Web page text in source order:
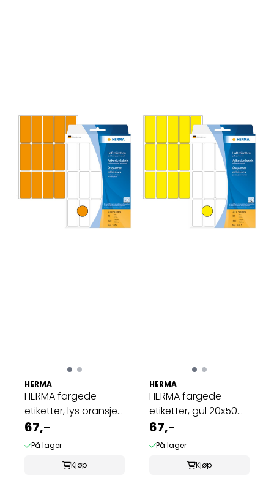
HERMA
HERMA fargede
etiketter, lys oransje
20x50 mm ...
67,-
På lager
Kjøp
HERMA
HERMA fargede
etiketter, gul 20x50
mm (480 stk)
67,-
På lager
Kjøp